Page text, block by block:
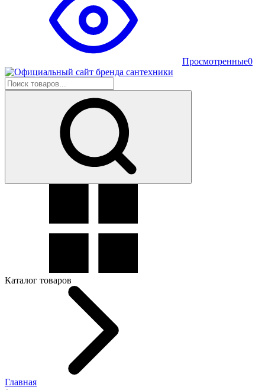
Просмотренные0
Каталог товаров
Главная